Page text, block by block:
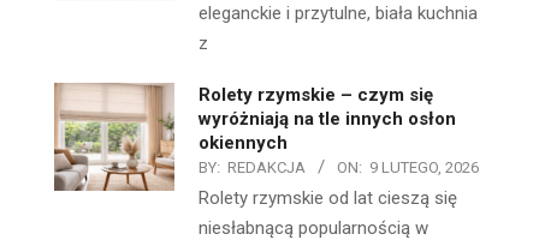
eleganckie i przytulne, biała kuchnia
z
Rolety rzymskie – czym się
wyróżniają na tle innych osłon
okiennych
BY: REDAKCJA ON: 9 LUTEGO, 2026
Rolety rzymskie od lat cieszą się
niesłabnącą popularnością w